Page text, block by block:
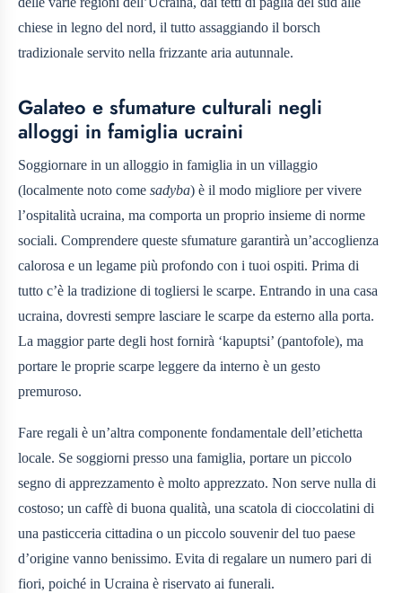
chiese in legno del nord, il tutto assaggiando il borsch
tradizionale servito nella frizzante aria autunnale.
Galateo e sfumature culturali negli
alloggi in famiglia ucraini
Soggiornare in un alloggio in famiglia in un villaggio
(localmente noto come sadyba) è il modo migliore per vivere
l’ospitalità ucraina, ma comporta un proprio insieme di norme
sociali. Comprendere queste sfumature garantirà un’accoglienza
calorosa e un legame più profondo con i tuoi ospiti. Prima di
tutto c’è la tradizione di togliersi le scarpe. Entrando in una casa
ucraina, dovresti sempre lasciare le scarpe da esterno alla porta.
La maggior parte degli host fornirà ‘kapuptsi’ (pantofole), ma
portare le proprie scarpe leggere da interno è un gesto
premuroso.
Fare regali è un’altra componente fondamentale dell’etichetta
locale. Se soggiorni presso una famiglia, portare un piccolo
segno di apprezzamento è molto apprezzato. Non serve nulla di
costoso; un caffè di buona qualità, una scatola di cioccolatini di
una pasticceria cittadina o un piccolo souvenir del tuo paese
d’origine vanno benissimo. Evita di regalare un numero pari di
fiori, poiché in Ucraina è riservato ai funerali.